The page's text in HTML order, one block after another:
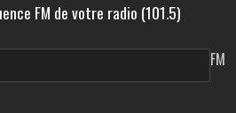
FM de votre radio (101.5)
FM